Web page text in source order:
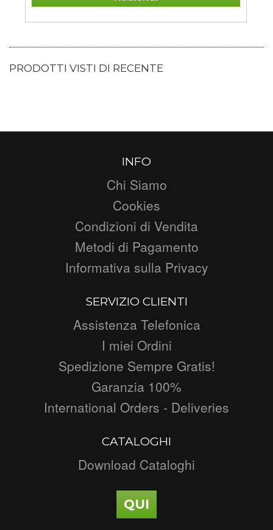
PRODOTTI VISTI DI RECENTE
INFO
Chi Siamo
Cookies
Condizioni di Vendita
Metodi di Pagamento
Informativa sulla Privacy
SERVIZIO CLIENTI
Assistenza Telefonica
I miei Ordini
Spedizione Sempre Gratis!
Garanzia 100%
International Orders - Deliveries
CATALOGHI
Download Cataloghi
QUI